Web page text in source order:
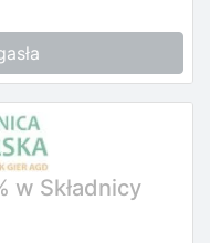
w Składnicy